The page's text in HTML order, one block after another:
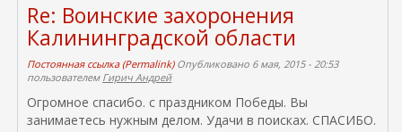
я
я
с
ы
л
Re: Воинские захоронения
Калининградской области
Постоянная ссылка (Permalink)Опубликовано 6 мая, 2015 - 20:53
пользователем Гирич Андрей
Огромное спасибо. с праздником Победы. Вы
занимаетесь нужным делом. Удачи в поисках. СПАСИБО.